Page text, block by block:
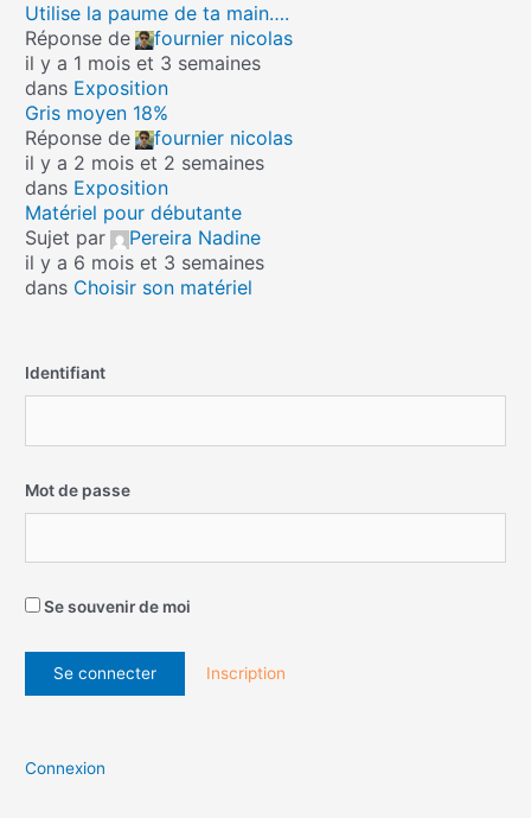
Utilise la paume de ta main….
Réponse de
fournier nicolas
il y a 1 mois et 3 semaines
dans Exposition
Gris moyen 18%
Réponse de
fournier nicolas
il y a 2 mois et 2 semaines
dans Exposition
Matériel pour débutante
Sujet par
Pereira Nadine
il y a 6 mois et 3 semaines
dans Choisir son matériel
Identifiant
Mot de passe
Se souvenir de moi
Inscription
Connexion